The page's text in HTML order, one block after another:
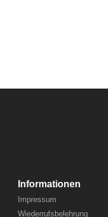
Informationen
Impressum
Wiederrufsbelehrung